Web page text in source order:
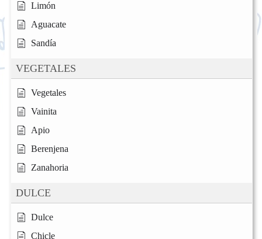
Limón
Aguacate
Sandía
VEGETALES
Vegetales
Vainita
Apio
Berenjena
Zanahoria
DULCE
Dulce
Chicle